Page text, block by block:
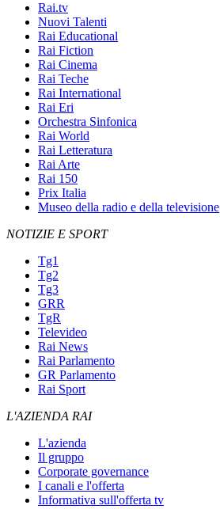
Rai.tv
Nuovi Talenti
Rai Educational
Rai Fiction
Rai Cinema
Rai Teche
Rai International
Rai Eri
Orchestra Sinfonica
Rai World
Rai Letteratura
Rai Arte
Rai 150
Prix Italia
Museo della radio e della televisione
NOTIZIE E SPORT
Tg1
Tg2
Tg3
GRR
TgR
Televideo
Rai News
Rai Parlamento
GR Parlamento
Rai Sport
L'AZIENDA RAI
L'azienda
Il gruppo
Corporate governance
I canali e l'offerta
Informativa sull'offerta tv